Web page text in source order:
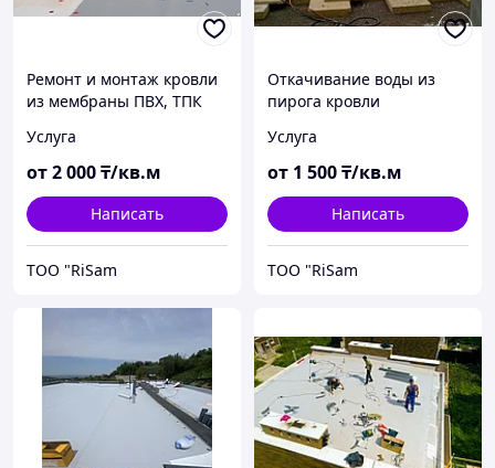
Ремонт и монтаж кровли
из мембраны ПВХ, ТПК
Услуга
от2 000₸/кв.м
Написать
TOO "RiSam
Откачивание воды из
пирога кровли
Услуга
от 1 500₸/кв.м
Написать
TOO "RiSam